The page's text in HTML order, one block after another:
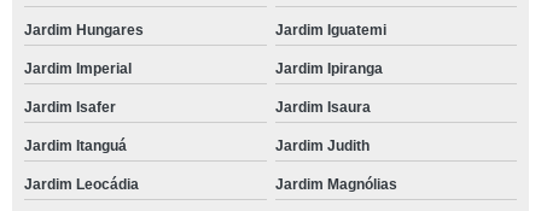
Jardim Hungares Jardim Iguatemi
Jardim Imperial Jardim Ipiranga
Jardim Isafer Jardim Isaura
Jardim Itanguá Jardim Judith
Jardim Leocádia Jardim Magnólias